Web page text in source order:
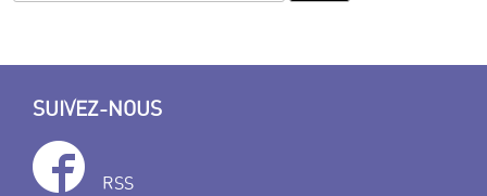
SUIVEZ-NOUS
RSS